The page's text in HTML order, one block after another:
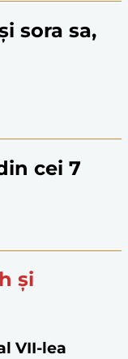
sora sa,
cei 7
și
VII-lea